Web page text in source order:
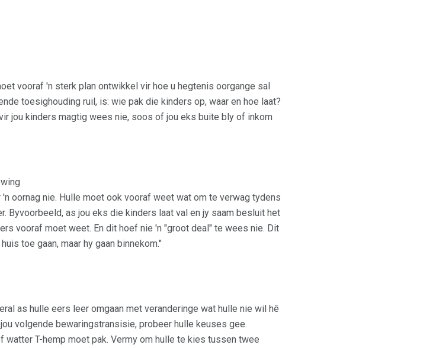
vooraf 'n sterk plan ontwikkel vir hoe u hegtenis oorgange sal
toesighouding ruil, is: wie pak die kinders op, waar en hoe laat?
jou kinders magtig wees nie, soos of jou eks buite bly of inkom
oornag nie. Hulle moet ook vooraf weet wat om te verwag tydens
Byvoorbeeld, as jou eks die kinders laat val en jy saam besluit het
vooraf moet weet. En dit hoef nie 'n "groot deal" te wees nie. Dit
toe gaan, maar hy gaan binnekom."
as hulle eers leer omgaan met veranderinge wat hulle nie wil hê
volgende bewaringstransisie, probeer hulle keuses gee.
watter T-hemp moet pak. Vermy om hulle te kies tussen twee